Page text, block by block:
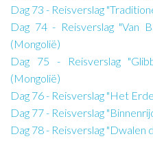
Dag 73 - Reisverslag
Dag 74 - Reisverslag "Van
(Mongolië)
Dag 75 - Reisverslag
(Mongolië)
Dag 76 - Reisverslag "Het
Dag 77 - Reisverslag
Dag 78 - Reisverslag